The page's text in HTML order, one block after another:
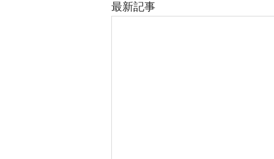
最新記事